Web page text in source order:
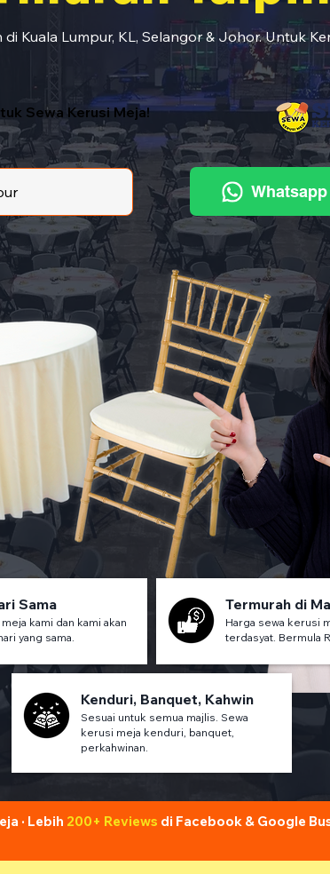
di Kuala Lumpur, KL, Selangor & Johor. Untuk
Sewa Kerusi Meja!
Sama
kami dan kami akan
yang sama.
Termurah di
Harga sewa kerusi
terdasyat. Bermula
Kenduri, Banquet, Kahwin
Sesuai untuk semua majlis. Sewa
kerusi meja kenduri, banquet,
perkahwinan.
· Lebih 200+ Reviews di Facebook & Google